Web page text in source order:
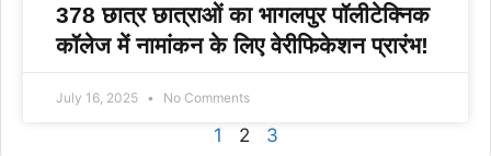
378 छात्र छात्राओं का भागलपुर पॉलीटेक्निक
कॉलेज में नामांकन के लिए वेरीफिकेशन प्रारंभ!
July 16, 2025 No Comments
1 2 3